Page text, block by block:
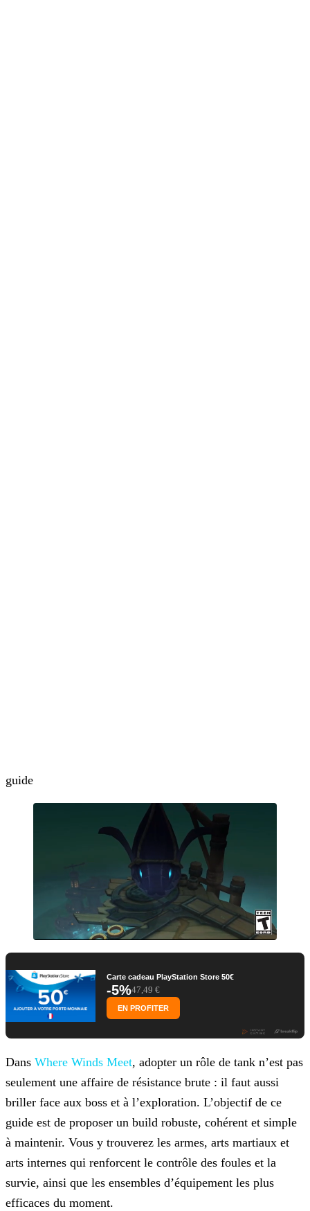
guide
Carte cadeau PlayStation Store 50€
-5%47,49 €
EN PROFITER
Dans Where Winds Meet, adopter un rôle de tank n’est pas
seulement une affaire de résistance brute : il faut aussi
briller face aux boss et à l’exploration. L’objectif de ce
guide est de proposer un build robuste, cohérent et simple
à maintenir. Vous y trouverez les armes, arts martiaux et
arts internes qui renforcent le contrôle des foules et la
survie, ainsi que les ensembles d’équipement les plus
efficaces du moment.